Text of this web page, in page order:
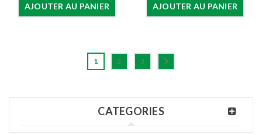
CATEGORIES
AJOUTER AU PANIER sur 5
AJOUTER AU PANIER
1 2 3